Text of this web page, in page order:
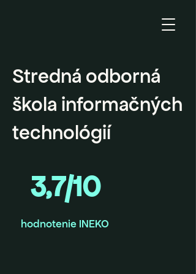
Stredná odborná
škola informačných
technológií
3,7/10
hodnotenie INEKO